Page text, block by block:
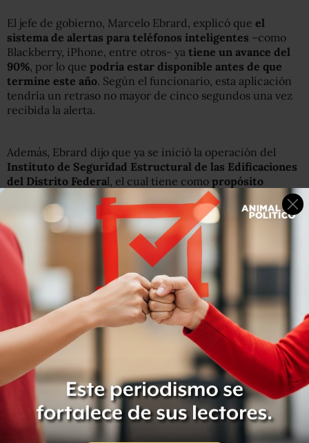
El jefe de gobierno, Marcelo Ebrard, explicó que el
sistema de alertas para teléfonos inteligentes –como
Blackberry, iPhone, entre otros- ya tiene un avance del
90%, por lo que podría estar disponible antes de que
termine este año. Según el funcionario, esta aplicación
tendría un retraso no mayor de cinco segundos una vez
recibida la alerta.
Además, Ebrard dijo que ya se inició la operación del
Instituto de Seguridad Estructural de las Edificaciones
del Distrito Federal, el cual tiene como propósito
supervisar la calidad estructural de los inmuebles de la
, que hasta ahora eran sólo competencia de los
corresponsables de seguridad estructural.
Otra de las medidas es la instalación , a partir de hoy,de
más de 30 mil equipos“como lo ofrecimos en todas las
escuelas del Distrito Federal para que estemos
conectados con el sistema de alerta sísmica”.